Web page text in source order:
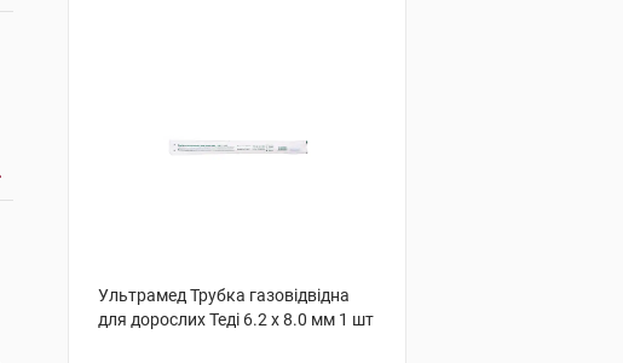
Ультрамед Трубка газовідвідна
для дорослих Теді 6.2 х 8.0 мм 1 шт